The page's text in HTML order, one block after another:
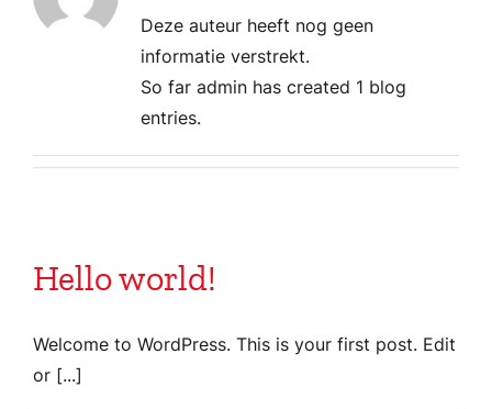
Deze auteur heeft nog geen
informatie verstrekt.
So far admin has created 1 blog
entries.
Hello world!
Welcome to WordPress. This is your first post. Edit
or [...]